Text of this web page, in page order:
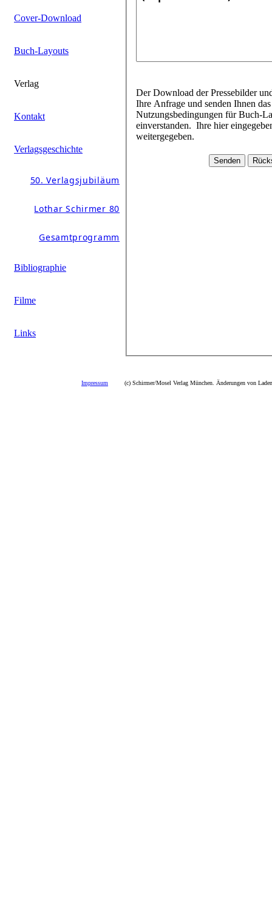
Cover-Download
Buch-Layouts
Verlag
Kontakt
Verlagsgeschichte
50. Verlagsjubiläum
Lothar Schirmer 80
Gesamtprogramm
Bibliographie
Filme
Links
Der Download der Pressebilder und Layouts ist für jeden Titel mit einem gesonderten Passwort geschützt. Gerne bearbeiten wir
Ihre Anfrage und senden Ihnen das Passwort schnellstmöglich zu. Mit dem Download der Daten erklären Sie sich mit den
Nutzungsbedingungen für Buch-Layouts und Pressebilder (beim jeweiligen Buchtitel im Pressebereich hinterlegt)
einverstanden. Ihre hier eingegebenen Daten werden durch Schirmer/Mosel nicht an andere Personen oder Unternehmen
weitergegeben.
Impressum (c) Schirmer/Mosel Verlag München. Änderungen von